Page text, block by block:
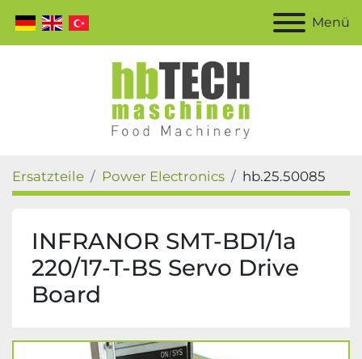
Menü
Ersatzteile Power Electronics hb.25.50085
INFRANOR SMT-BD1/1a
220/17-T-BS Servo Drive
Board